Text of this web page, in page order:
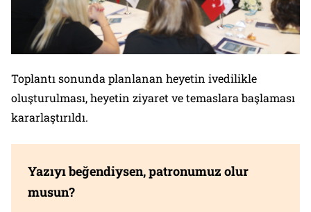
Toplantı sonunda planlanan heyetin ivedilikle
oluşturulması, heyetin ziyaret ve temaslara başlaması
kararlaştırıldı.
Yazıyı beğendiysen, patronumuz olur
musun?